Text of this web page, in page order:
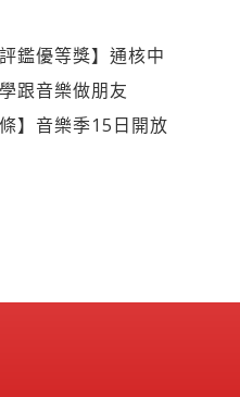
鑑優等獎】通核中
跟音樂做朋友
】音樂季15日開放